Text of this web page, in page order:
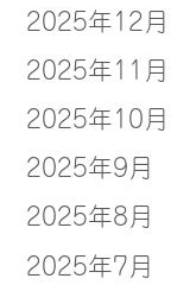
2025年12月
2025年11月
2025年10月
2025年9月
2025年8月
2025年7月